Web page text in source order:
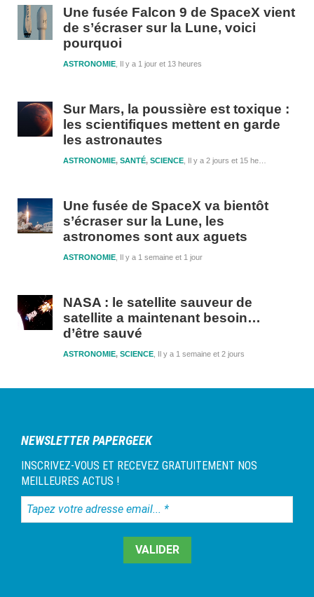
Une fusée Falcon 9 de SpaceX vient
de s’écraser sur la Lune, voici
pourquoi
Il y a 1 jour et 13 heures
ASTRONOMIE
Sur Mars, la poussière est toxique :
les scientifiques mettent en garde
les astronautes
Il y a 2 jours et 15 heures
ASTRONOMIE, SANTÉ, SCIENCE
Une fusée de SpaceX va bientôt
s’écraser sur la Lune, les
astronomes sont aux aguets
Il y a 1 semaine et 1 jour
ASTRONOMIE
NASA : le satellite sauveur de
satellite a maintenant besoin…
d’être sauvé
Il y a 1 semaine et 2 jours
ASTRONOMIE, SCIENCE
NEWSLETTER PAPERGEEK
INSCRIVEZ-VOUS ET RECEVEZ GRATUITEMENT NOS
MEILLEURES ACTUS !
Tapez
votre